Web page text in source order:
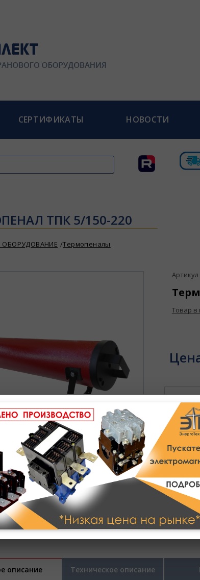
СЕРТИФИКАТЫ НОВОСТИ
ТПК 5/150-220
ОБОРУДОВАНИЕ Термопеналы
Артикул
Товар в
В
описание Техническое описание